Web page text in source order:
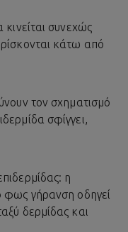
συνεχώς
κάτω από
τον σχηματισμό
σφίγγει,
η
φως γήρανση οδηγεί
δερμίδας και